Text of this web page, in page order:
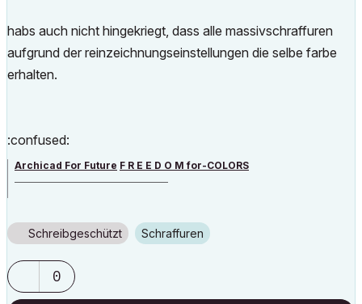
habs auch nicht hingekriegt, dass alle massivschraffuren
aufgrund der reinzeichnungseinstellungen die selbe farbe
erhalten.
:confused:
Archicad For Future F R E E D O M for-COLORS
Schreibgeschützt Schraffuren
0